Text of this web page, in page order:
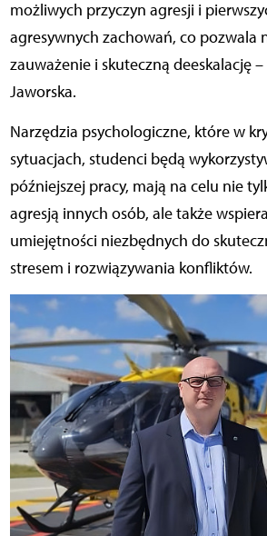
możliwych przyczyn agresji i
agresywnych zachowań, co pozwala
zauważenie i skuteczną deeskalację –
Jaworska.
Narzędzia psychologiczne, które w
sytuacjach, studenci będą
późniejszej pracy, mają na celu nie
agresją innych osób, ale także
umiejętności niezbędnych do
stresem i rozwiązywania konfliktów.